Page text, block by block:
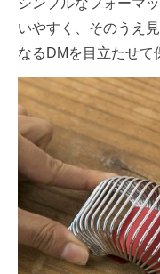
シンプルなフォーマ
いやすく、そのうえ
なるDMを目立たせて